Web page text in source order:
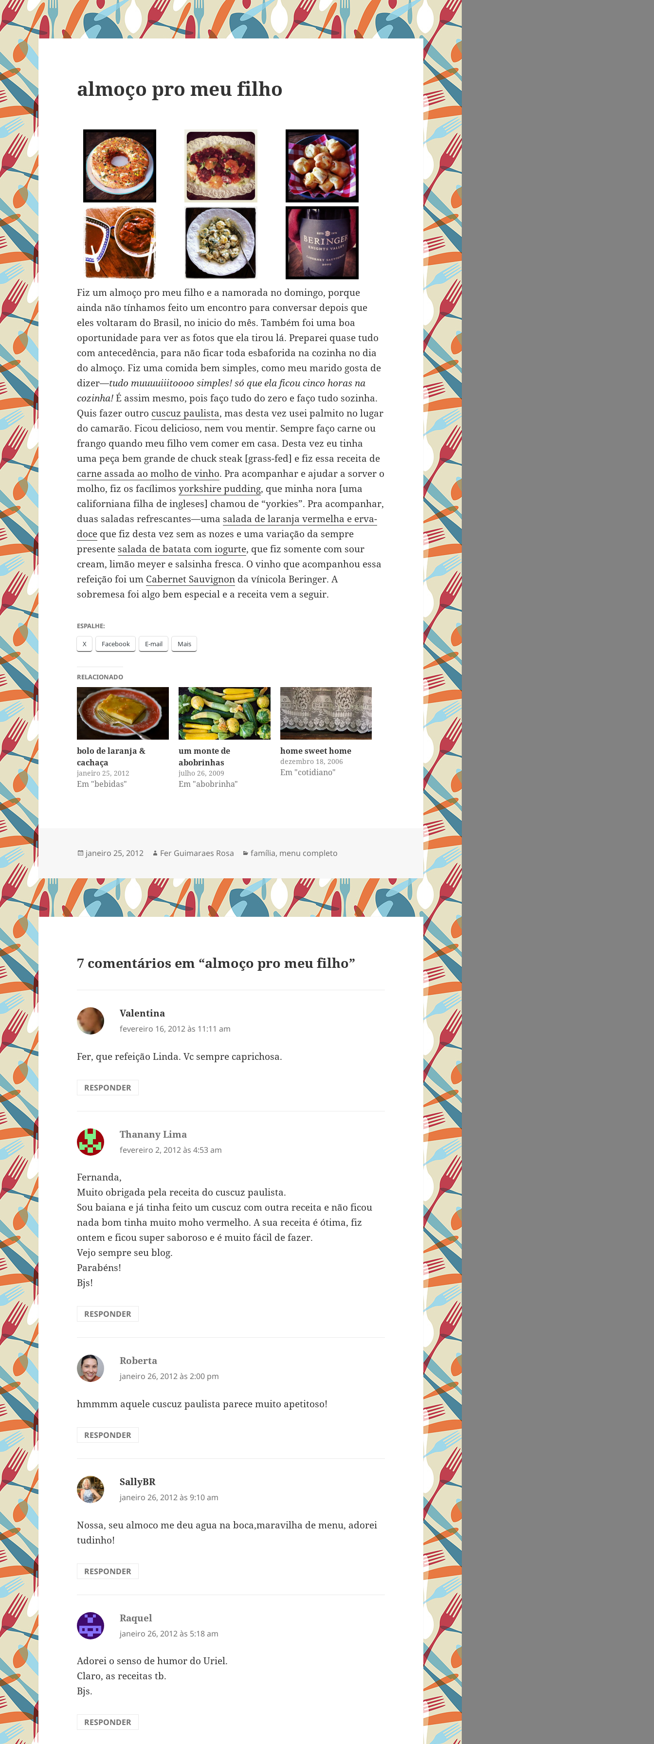
almoço pro meu filho
Fiz um almoço pro meu filho e a namorada no domingo, porque
ainda não tínhamos feito um encontro para conversar depois que
eles voltaram do Brasil, no inicio do mês. Também foi uma boa
oportunidade para ver as fotos que ela tirou lá. Preparei quase tudo
com antecedência, para não ficar toda esbaforida na cozinha no dia
do almoço. Fiz uma comida bem simples, como meu marido gosta de
dizer—tudo muuuuiiitoooo simples! só que ela ficou cinco horas na
cozinha!É assim mesmo, pois faço tudo do zero e faço tudo sozinha.
Quis fazer outro cuscuz paulista, mas desta vez usei palmito no lugar
do camarão. Ficou delicioso, nem vou mentir. Sempre faço carne ou
frango quando meu filho vem comer em casa. Desta vez eu tinha
uma peça bem grande de chuck steak [grass-fed] e fiz essa receita de
carne assada ao molho de vinho. Pra acompanhar e ajudar a sorver o
molho, fiz os facílimosyorkshire pudding, que minha nora [uma
californiana filha de ingleses] chamou de “yorkies”. Pra acompanhar,
duas saladas refrescantes—uma salada de laranja vermelha e erva-
doce que fiz desta vez sem as nozes e uma variação da sempre
presente salada de batata com iogurte, que fiz somente com sour
cream, limão meyer e salsinha fresca. O vinho que acompanhou essa
refeição foi um Cabernet Sauvignon da vínicola Beringer. A
sobremesa foi algo bem especial e a receita vem a seguir.
ESPALHE:
X Facebook E-mail Mais
RELACIONADO
bolo de laranja &
cachaça
janeiro 25, 2012
Em "bebidas"
um monte de
abobrinhas
julho 26, 2009
Em "abobrinha"
home sweet home
dezembro 18, 2006
Em "cotidiano"
Publicado
janeiro 25, 2012 Autor
Fer Guimaraes Rosa Categorias
família, menu completo
7 comentários em “almoço pro meu filho”
Valentina
fevereiro 16, 2012 às 11:11 am
Fer, que refeição Linda. Vc sempre caprichosa.
RESPONDER
Thanany Lima
fevereiro 2, 2012 às 4:53 am
Fernanda,
Muito obrigada pela receita do cuscuz paulista.
Sou baiana e já tinha feito um cuscuz com outra receita e não ficou
nada bom tinha muito moho vermelho. A sua receita é ótima, fiz
ontem e ficou super saboroso e é muito fácil de fazer.
Vejo sempre seu blog.
Parabéns!
Bjs!
RESPONDER
Roberta
janeiro 26, 2012 às 2:00 pm
hmmmm aquele cuscuz paulista parece muito apetitoso!
RESPONDER
SallyBRdisse:
janeiro 26, 2012 às 9:10 am
Nossa, seu almoco me deu agua na boca,maravilha de menu, adorei
tudinho!
RESPONDER
Raquel
janeiro 26, 2012 às 5:18 am
Adorei o senso de humor do Uriel.
Claro, as receitas tb.
Bjs.
RESPONDER